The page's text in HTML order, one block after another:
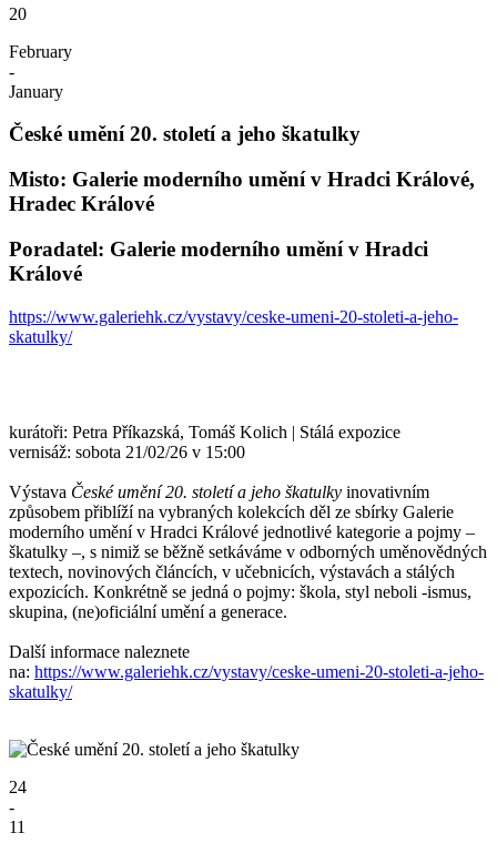
20
February
-
January
České umění 20. století a jeho škatulky
Misto: Galerie moderního umění v Hradci Králové,
Hradec Králové
Poradatel: Galerie moderního umění v Hradci
Králové
https://www.galeriehk.cz/vystavy/ceske-umeni-20-stoleti-a-jeho-
skatulky/
kurátoři: Petra Příkazská, Tomáš Kolich | Stálá expozice
vernisáž: sobota 21/02/26 v 15:00
Výstava České umění 20. století a jeho škatulky inovativním
způsobem přiblíží na vybraných kolekcích děl ze sbírky Galerie
moderního umění v Hradci Králové jednotlivé kategorie a pojmy –
škatulky –, s nimiž se běžně setkáváme v odborných uměnovědných
textech, novinových článcích, v učebnicích, výstavách a stálých
expozicích. Konkrétně se jedná o pojmy: škola, styl neboli -ismus,
skupina, (ne)oficiální umění a generace.
Další informace naleznete
na: https://www.galeriehk.cz/vystavy/ceske-umeni-20-stoleti-a-jeho-
skatulky/
24
-
11